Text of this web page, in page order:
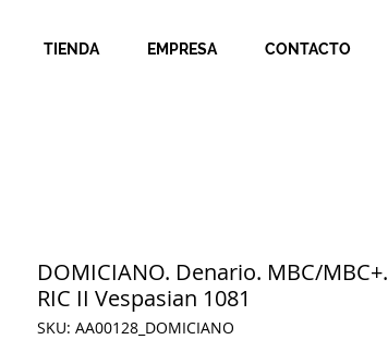
TIENDA EMPRESA CONTACTO
DOMICIANO. Denario. MBC/MBC+.
RIC II Vespasian 1081
SKU: AA00128_DOMICIANO